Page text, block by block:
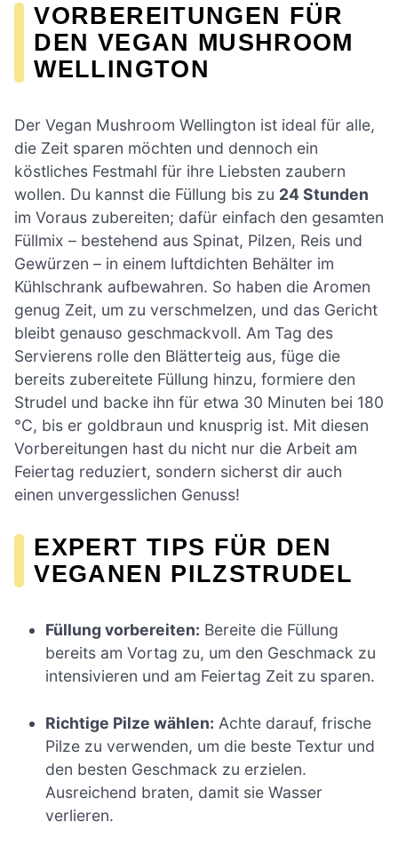
VORBEREITUNGEN FÜR
DEN VEGAN MUSHROOM
WELLINGTON
Der Vegan Mushroom Wellington ist ideal für alle,
die Zeit sparen möchten und dennoch ein
köstliches Festmahl für ihre Liebsten zaubern
wollen. Du kannst die Füllung bis zu 24 Stunden
im Voraus zubereiten; dafür einfach den gesamten
Füllmix – bestehend aus Spinat, Pilzen, Reis und
Gewürzen – in einem luftdichten Behälter im
Kühlschrank aufbewahren. So haben die Aromen
genug Zeit, um zu verschmelzen, und das Gericht
bleibt genauso geschmackvoll. Am Tag des
Servierens rolle den Blätterteig aus, füge die
bereits zubereitete Füllung hinzu, formiere den
Strudel und backe ihn für etwa 30 Minuten bei 180
°C, bis er goldbraun und knusprig ist. Mit diesen
Vorbereitungen hast du nicht nur die Arbeit am
Feiertag reduziert, sondern sicherst dir auch
einen unvergesslichen Genuss!
EXPERT TIPS FÜR DEN
VEGANEN PILZSTRUDEL
Füllung vorbereiten: Bereite die Füllung
bereits am Vortag zu, um den Geschmack zu
intensivieren und am Feiertag Zeit zu sparen.
Richtige Pilze wählen: Achte darauf, frische
Pilze zu verwenden, um die beste Textur und
den besten Geschmack zu erzielen.
Ausreichend braten, damit sie Wasser
verlieren.